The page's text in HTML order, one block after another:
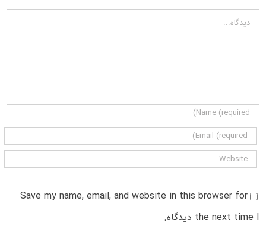
دیدگاه
Save my name, email, and website in this browser for
the next time I دیدگاه.